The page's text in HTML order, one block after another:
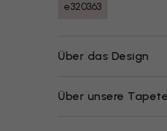
e320363
Über das Design
Über unsere Tapete